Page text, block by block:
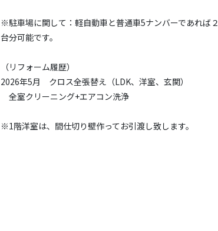
※駐車場に関して：軽自動車と普通車5ナンバーであれば２
台分可能です。
（リフォーム履歴）
2026年5月 クロス全張替え（LDK、洋室、玄関）
全室クリーニング+エアコン洗浄
※1階洋室は、間仕切り壁作ってお引渡し致します。